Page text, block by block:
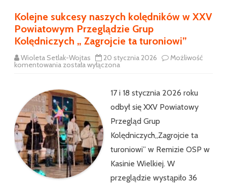
Kolejne sukcesy naszych kolędników w XXV
Powiatowym Przeglądzie Grup
Kolędniczych „ Zagrojcie ta turoniowi”
Wioleta Setlak-Wojtas 20 stycznia 2026 Możliwość
komentowania Kolejne
w
XXV
Powiatowym
Przeglądzie
Grup
Kolędniczych
„
Zagrojcie
ta
turoniowi”
została wyłączona
17 i 18 stycznia 2026 roku
odbył się XXV Powiatowy
Przegląd Grup
Kolędniczych„Zagrojcie ta
turoniowi” w Remizie OSP w
Kasinie Wielkiej. W
przeglądzie wystąpiło 36